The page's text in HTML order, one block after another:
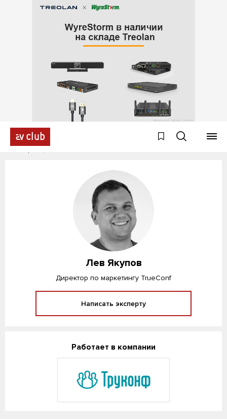
Эксперты
Лев Якупов
Директор по маркетингу TrueConf
Написать эксперту
Работает в компании